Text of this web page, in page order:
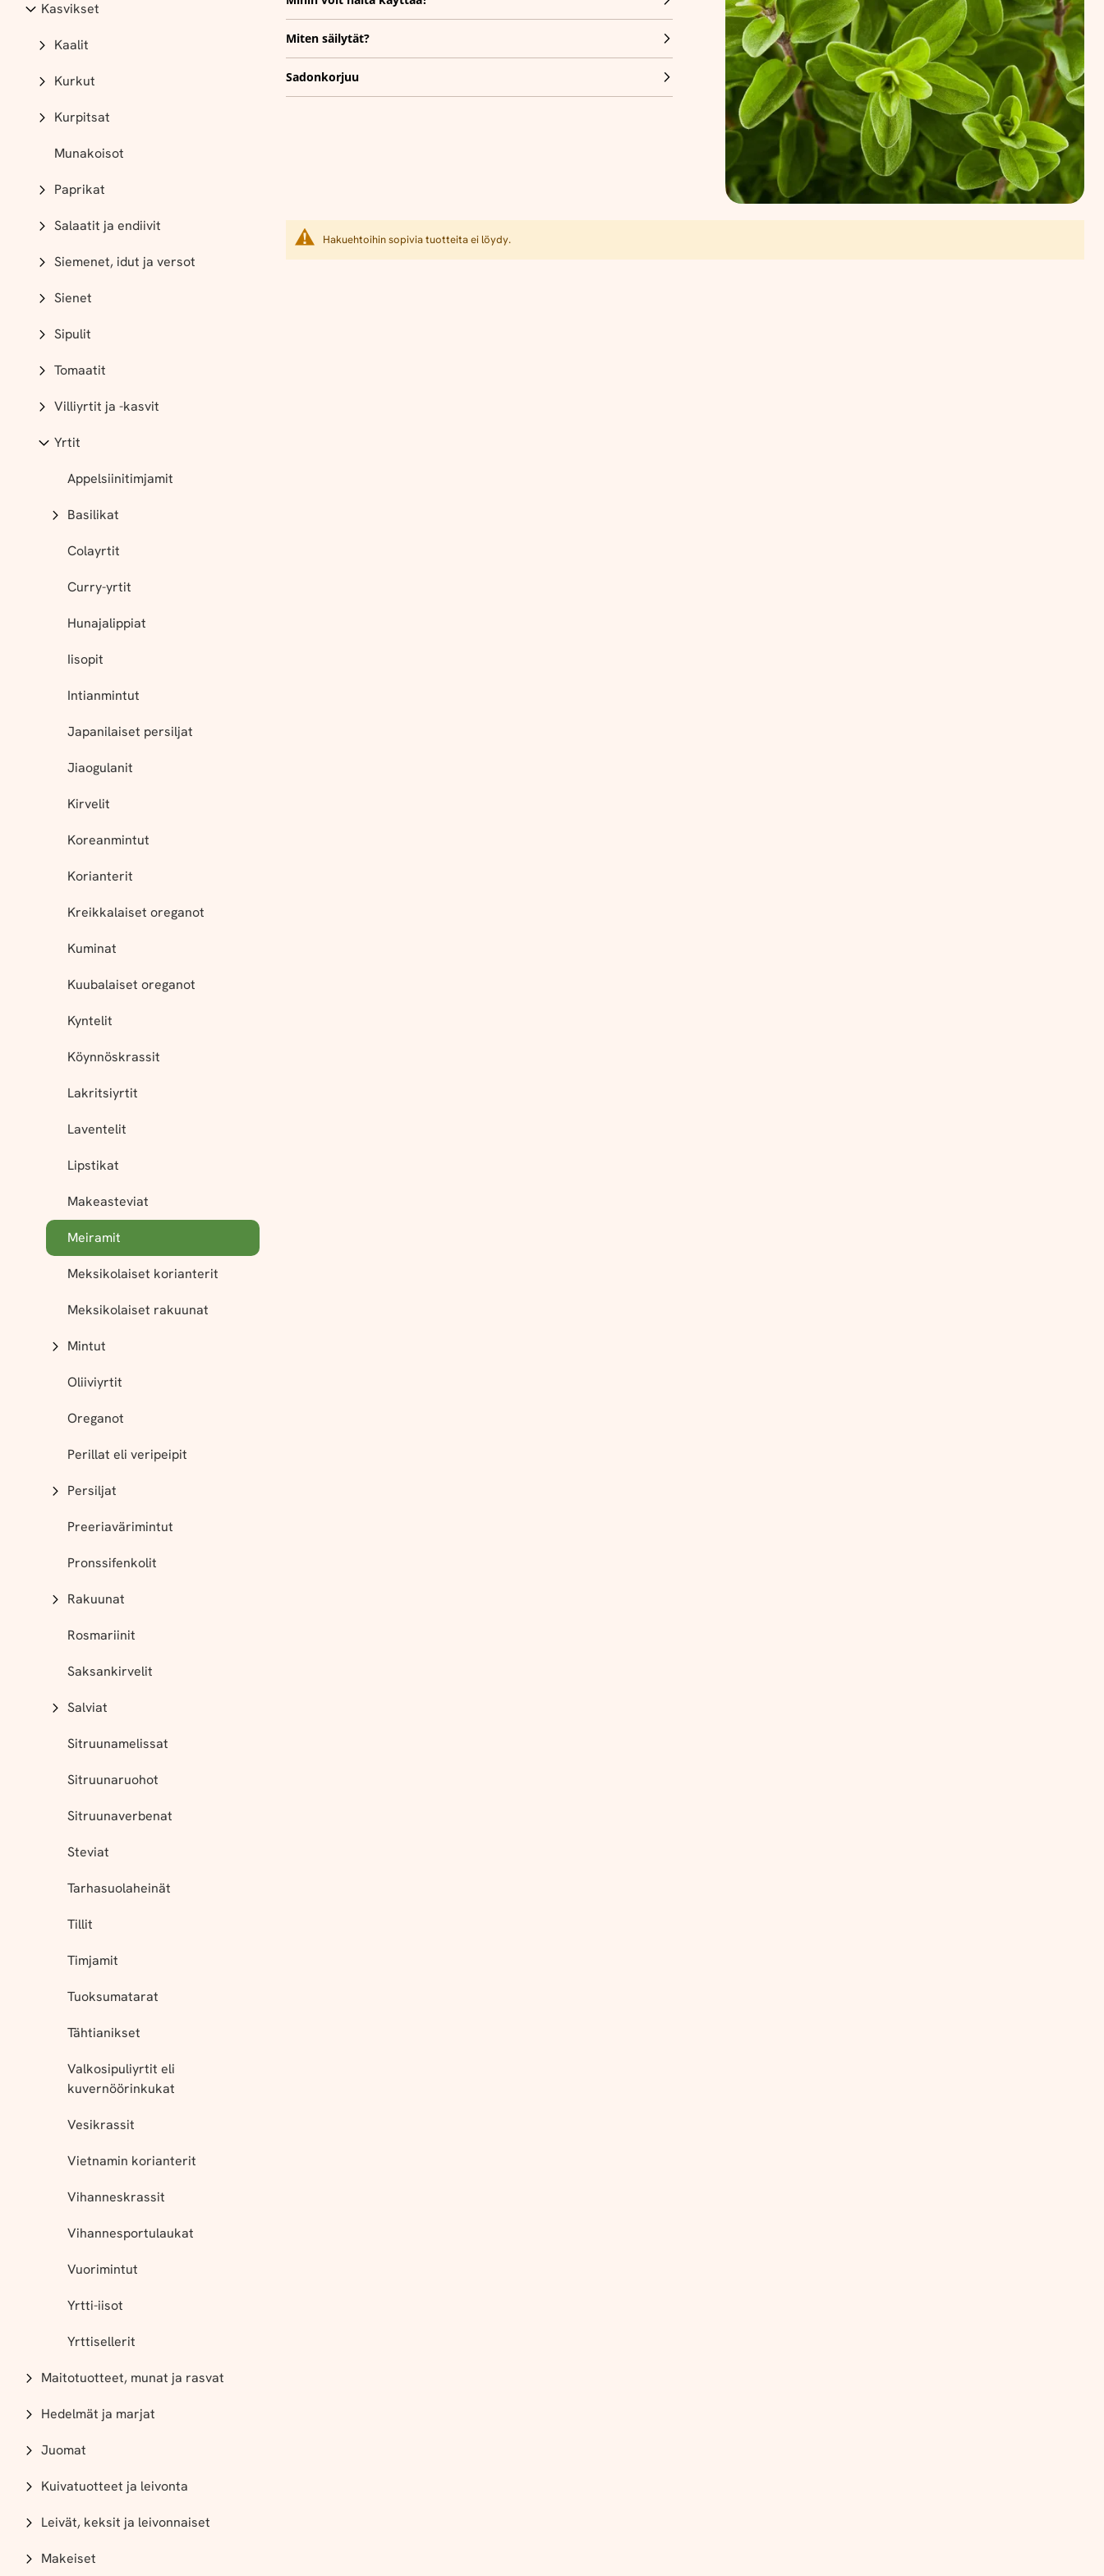
Miten säilytät?
Sadonkorjuu
Hakuehtoihin sopivia tuotteita ei löydy.
Kasvikset
Kaalit
Kurkut
Kurpitsat
Munakoisot
Paprikat
Salaatit ja endiivit
Siemenet, idut ja versot
Sienet
Sipulit
Tomaatit
Villiyrtit ja -kasvit
Yrtit
Appelsiinitimjamit
Basilikat
Colayrtit
Curry-yrtit
Hunajalippiat
Iisopit
Intianmintut
Japanilaiset persiljat
Jiaogulanit
Kirvelit
Koreanmintut
Korianterit
Kreikkalaiset oreganot
Kuminat
Kuubalaiset oreganot
Kyntelit
Köynnöskrassit
Lakritsiyrtit
Laventelit
Lipstikat
Makeasteviat
Meiramit
Meksikolaiset korianterit
Meksikolaiset rakuunat
Mintut
Oliiviyrtit
Oreganot
Perillat eli veripeipit
Persiljat
Preeriavärimintut
Pronssifenkolit
Rakuunat
Rosmariinit
Saksankirvelit
Salviat
Sitruunamelissat
Sitruunaruohot
Sitruunaverbenat
Steviat
Tarhasuolaheinät
Tillit
Timjamit
Tuoksumatarat
Tähtianikset
Valkosipuliyrtit eli
kuvernöörinkukat
Vesikrassit
Vietnamin korianterit
Vihanneskrassit
Vihannesportulaukat
Vuorimintut
Yrtti-iisot
Yrttisellerit
Maitotuotteet, munat ja rasvat
Hedelmät ja marjat
Juomat
Kuivatuotteet ja leivonta
Leivät, keksit ja leivonnaiset
Makeiset